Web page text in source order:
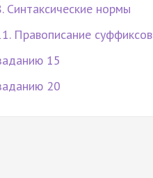
Синтаксические нормы
Правописание суффиксов
15
20